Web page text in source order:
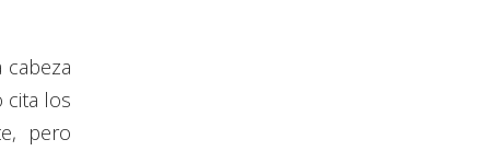
cita los
pero